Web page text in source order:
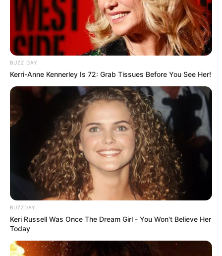
BUZZ DAY
Kerri-Anne Kennerley Is 72: Grab Tissues Before You See Her!
BUZZDAY
Keri Russell Was Once The Dream Girl - You Won't Believe Her
Today